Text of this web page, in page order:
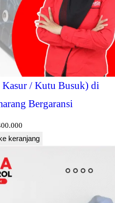
Kasur / Kutu Busuk) di
Bergaransi
keranjang